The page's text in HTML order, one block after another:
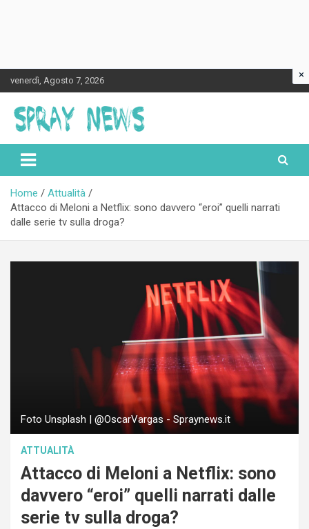
to
content
venerdì, Agosto 7, 2026
Spraynews.it
Home
Attualità
Attacco di Meloni a Netflix: sono davvero “eroi” quelli narrati
dalle serie tv sulla droga?
Foto Unsplash | @OscarVargas - Spraynews.it
ATTUALITÀ
Attacco di Meloni a Netflix: sono
davvero “eroi” quelli narrati dalle
serie tv sulla droga?
×